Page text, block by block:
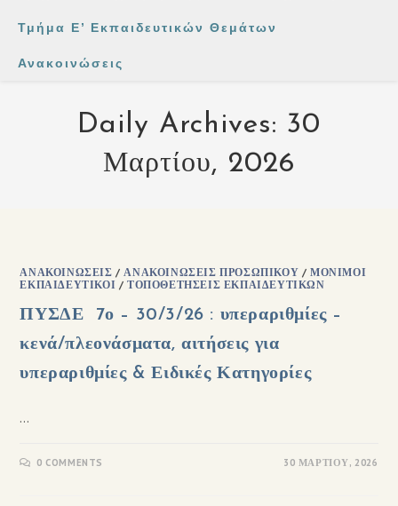
Τμήμα Ε’ Εκπαιδευτικών Θεμάτων
Ανακοινώσεις
Daily Archives: 30
Μαρτίου, 2026
ΑΝΑΚΟΙΝΏΣΕΙΣ /ΑΝΑΚΟΙΝΏΣΕΙΣ ΠΡΟΣΩΠΙΚΟΎ /ΜΌΝΙΜΟΙ
ΕΚΠΑΙΔΕΥΤΙΚΟΊ /ΤΟΠΟΘΕΤΉΣΕΙΣ ΕΚΠΑΙΔΕΥΤΙΚΏΝ
ΠΥΣΔΕ 7ο – 30/3/26 : υπεραριθμίες –
κενά/πλεονάσματα, αιτήσεις για
υπεραριθμίες & Ειδικές Κατηγορίες
…
0 COMMENTS 30 ΜΑΡΤΊΟΥ, 2026